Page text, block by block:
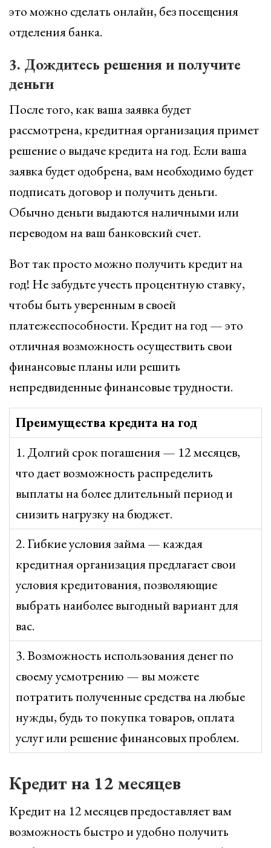
это можно сделать онлайн, без посещения
отделения банка.
3. Дождитесь решения и получите
деньги
После того, как ваша заявка будет
рассмотрена, кредитная организация примет
решение о выдаче кредита на год. Если ваша
заявка будет одобрена, вам необходимо будет
подписать договор и получить деньги.
Обычно деньги выдаются наличными или
переводом на ваш банковский счет.
Вот так просто можно получить кредит на
год! Не забудьте учесть процентную ставку,
чтобы быть уверенным в своей
платежеспособности. Кредит на год — это
отличная возможность осуществить свои
финансовые планы или решить
непредвиденные финансовые трудности.
Преимущества кредита на год
1. Долгий срок погашения — 12 месяцев,
что дает возможность распределить
выплаты на более длительный период и
снизить нагрузку на бюджет.
2. Гибкие условия займа — каждая
кредитная организация предлагает свои
условия кредитования, позволяющие
выбрать наиболее выгодный вариант для
вас.
3. Возможность использования денег по
своему усмотрению — вы можете
потратить полученные средства на любые
нужды, будь то покупка товаров, оплата
услуг или решение финансовых проблем.
Кредит на 12 месяцев
Кредит на 12 месяцев предоставляет вам
возможность быстро и удобно получить